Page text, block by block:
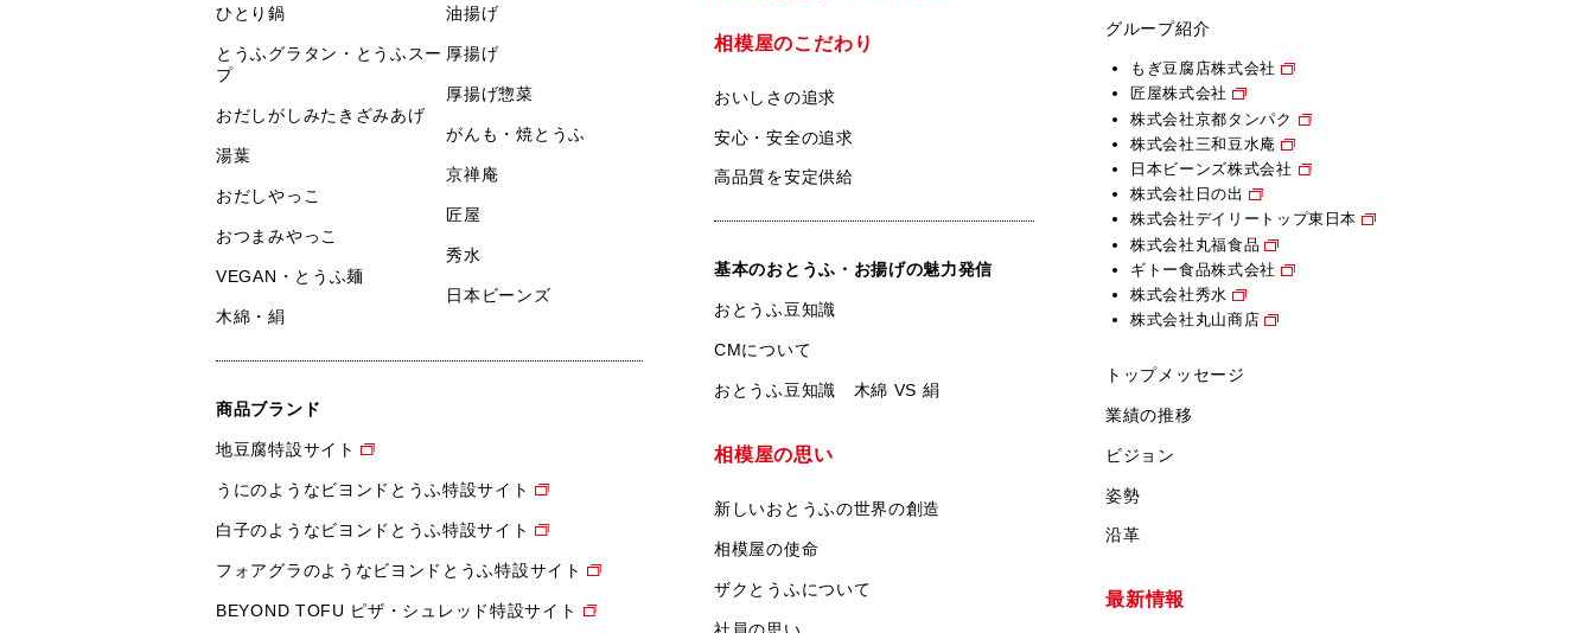
ひとり鍋
とうふグラタン・とうふスー
プ
おだしがしみたきざみあげ
湯葉
おだしやっこ
おつまみやっこ
VEGAN・とうふ麺
木綿・絹
油揚げ
厚揚げ
厚揚げ惣菜
がんも・焼とうふ
京禅庵
匠屋
秀水
日本ビーンズ
商品ブランド
地豆腐特設サイト
うにのようなビヨンドとうふ特設サイト
白子のようなビヨンドとうふ特設サイト
フォアグラのようなビヨンドとうふ特設サイト
BEYOND TOFU ピザ・シュレッド特設サイト
相模屋のこだわり
おいしさの追求
安心・安全の追求
高品質を安定供給
基本のおとうふ・お揚げの魅力発信
おとうふ豆知識
CMについて
おとうふ豆知識 木綿 VS 絹
相模屋の思い
新しいおとうふの世界の創造
相模屋の使命
ザクとうふについて
グループ紹介
もぎ豆腐店株式会社
匠屋株式会社
株式会社京都タンパク
株式会社三和豆水庵
日本ビーンズ株式会社
株式会社日の出
株式会社デイリートップ東日本
株式会社丸福食品
ギトー食品株式会社
株式会社秀水
株式会社丸山商店
トップメッセージ
業績の推移
ビジョン
姿勢
沿革
最新情報